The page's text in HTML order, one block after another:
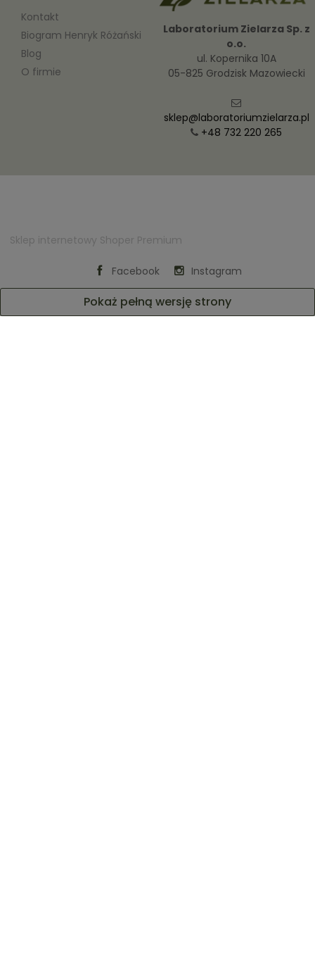
Laboratorium Zielarza Sp. z
o.o.
ul. Kopernika 10A
05-825 Grodzisk Mazowiecki
sklep@laboratoriumzielarza.pl
+48 732 220 265
Kontakt
Biogram Henryk Różański
Blog
O firmie
Sklep internetowy Shoper Premium
Facebook Instagram
Pokaż pełną wersję strony